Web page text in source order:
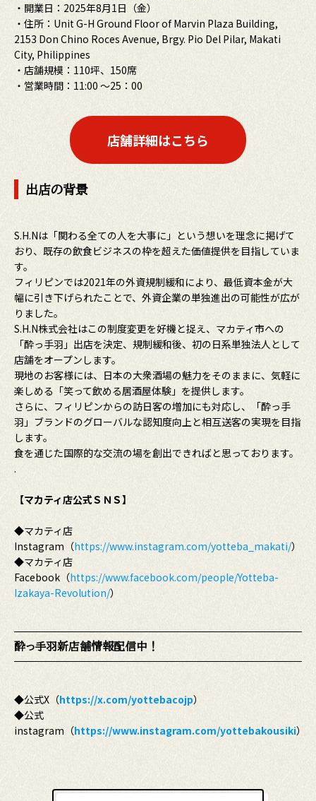
・開業日：2025年8月1日（金）
・住所：Unit G-H Ground Floor of Marvin Plaza Building,
2153 Don Chino Roces Avenue, Brgy. Pio Del Pilar, Makati
City, Philippines
・店舗規模：110坪、150席
・営業時間：11:00 ～25：00
店舗詳細はこちら
出店の背景
S.H.Nは「関わる全ての人を大事に」という想いを理念に掲げて
おり、既存の飲食ビジネスの枠を超えた価値提供を目指していま
す。
フィリピンでは2021年の外資規制緩和により、最低資本金が大
幅に引き下げられたことで、外資企業の単独進出の可能性が広が
りました。
S.H.N株式会社はこの制度変更を好機と捉え、マカティ市への
「酔っ手羽」出店を決定、規制緩和後、初の日系単独法人として
店舗をオープンします。
現地のお客様には、日本の大衆酒場の魅力をそのままに、気軽に
楽しめる「笑って飲める居酒屋体験」を提供します。
さらに、フィリピンからの訪日客の増加にも対応し、「酔っ手
羽」ブランドのグローバルな認知度向上と相互送客の実現を目指
します。
食を通じた国際的な交流の場を創出できればと思っております。
.
【マカティ店公式ＳＮＳ】
◆マカティ店
Instagram（https://www.instagram.com/yotteba_makati/）
◆マカティ店
Facebook（https://www.facebook.com/people/Yotteba-
Izakaya-Revolution/）
酔っ手羽新店舗情報配信中！
◆公式X（https://x.com/yottebacojp）
◆公式
instagram（https://www.instagram.com/yottebakousiki）